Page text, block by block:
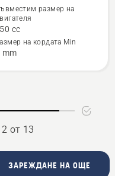
размер на
cc
на кордата Min
mm
от 13
ЗАРЕЖДАНЕ НА ОЩЕ